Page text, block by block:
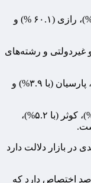
به طور ویژه، نسبت خسارت ۱۰ شرکت زندگی باران (۸۸.۳%)، زندگی کاریزما (۷۵.۷%)، سینا (۷۵ %)، پارسیان (۷۰.۴ %)، حکمت صبا (۷۰.۲ %)، دانا (۶۸.۱ %)، نوین (۶۷.۴ %)، ایران (۶۰.۳%)، رازی (۶۰.۱ %) و
سهم شرکت‌ها اعم از بخش دولتی و غیردولتی و رشته‌های
در بررسی سهم شرکت‌های بیمه در بازار، ۱۰ شرکت بیمه ایران (با ۲۲.۴%)، آسیا (با ۱۰.۵%)، دانا (با ۹.۴%)، دی (با ۷.۸%)، البرز (با ۷%)، کوثر (با ۵.۹%)، ملت (با ۴.۷%)، پاسارگاد (با ۴.۱%)، پارسیان (با ۳.۹%) و
این گزارش تأکید می‌کند که سهم شرکت‌های بیمه از خسارت پرداختی بازار به طور عمده به ۱۰ شرکت بیمه ایران (با ۲۴.۲%)، دانا (با ۱۱.۵%)، آسیا (با ۱۰.۱%)، دی (با ۸.۴%)، البرز (با ۵.۸%)، کوثر (با ۵.۲%)،
۱۴.۴،۶.۱و ۴.۲ درصد (در مجموع ۸۶.۴%) از پرتفوی حق بیمه تولیدی در بازار دلالت دارد
از خسارت پرداختی در بازار بیمه همچنان به ۴ رشته درمان، شخص ثالث-مازاد، زندگی و بدنه اتومبیل به ترتیب با ۴۱.۹، ۲۸.۲، ۱۱.۳ و ۸.۳ در مجموع ۸۹.۶ درصد اختصاص دارد که